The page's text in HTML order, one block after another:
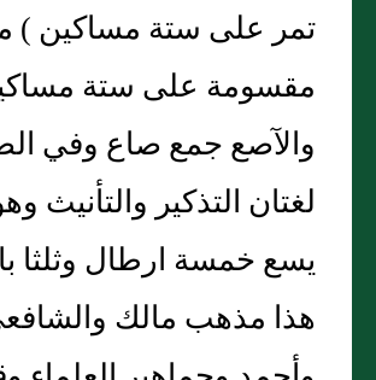
تمر على ستة مساكين )
مقسومة على ستة
والآصع جمع صاع وفي
لغتان التذكير والتأنيث
يسع خمسة ارطال وثلثا
هذا مذهب مالك